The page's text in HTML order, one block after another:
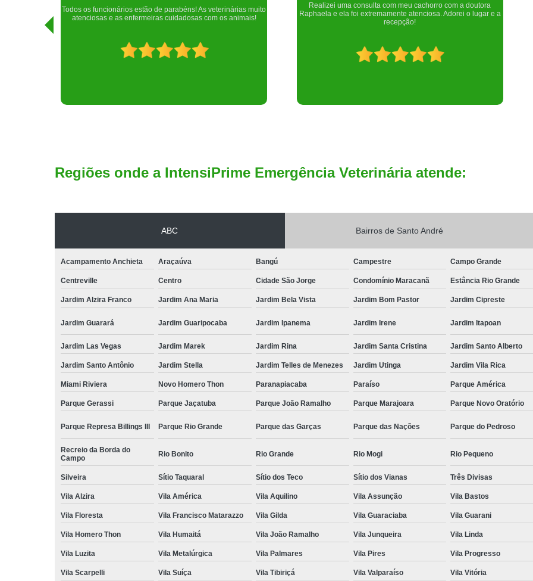
Realizei uma consulta com meu cachorro com a doutora
Raphaela e ela foi extremamente atenciosa. Adorei o lugar e a
recepção!
Um lugar maravilhoso. Sempre serei grata pelo que fizeram por
nós!
Regiões onde a IntensiPrime Emergência Veterinária atende:
ABC Bairros de Santo André
Acampamento Anchieta Araçaúva Bangú Campestre Campo Grande
Centreville Centro Cidade São Jorge Condomínio Maracanã Estância Rio Grande
Jardim Alzira Franco Jardim Ana Maria Jardim Bela Vista Jardim Bom Pastor Jardim Cipreste
Jardim Guarará Jardim Guaripocaba Jardim Ipanema Jardim Irene Jardim Itapoan
Jardim Las Vegas Jardim Marek Jardim Rina Jardim Santa Cristina Jardim Santo Alberto
Jardim Santo Antônio Jardim Stella Jardim Telles de Menezes Jardim Utinga Jardim Vila Rica
Miami Riviera Novo Homero Thon Paranapiacaba Paraíso Parque América
Parque Gerassi Parque Jaçatuba Parque João Ramalho Parque Marajoara Parque Novo Oratório
Parque Represa Billings III Parque Rio Grande Parque das Garças Parque das Nações Parque do Pedroso
Recreio da Borda do
Campo
Rio Bonito Rio Grande Rio Mogi Rio Pequeno
Silveira Sítio Taquaral Sítio dos Teco Sítio dos Vianas Três Divisas
Vila Alzira Vila América Vila Aquilino Vila Assunção Vila Bastos
Vila Floresta Vila Francisco Matarazzo Vila Gilda Vila Guaraciaba Vila Guarani
Vila Homero Thon Vila Humaitá Vila João Ramalho Vila Junqueira Vila Linda
Vila Luzita Vila Metalúrgica Vila Palmares Vila Pires Vila Progresso
Vila Scarpelli Vila Suíça Vila Tibiriçá Vila Valparaíso Vila Vitória